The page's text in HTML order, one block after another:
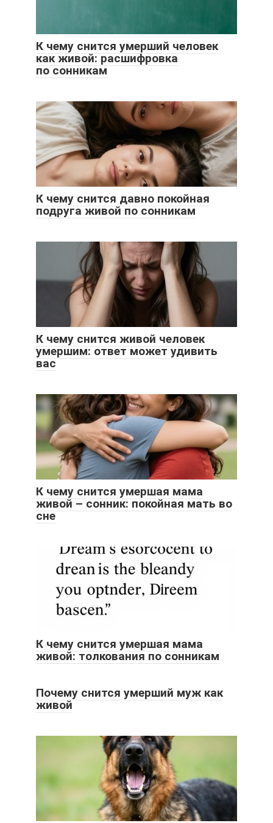
К чему снится умерший человек
как живой: расшифровка
по сонникам
К чему снится давно покойная
подруга живой по сонникам
К чему снится живой человек
умершим: ответ может удивить
вас
К чему снится умершая мама
живой – сонник: покойная мать во
сне
К чему снится умершая мама
живой: толкования по сонникам
Почему снится умерший муж как
живой